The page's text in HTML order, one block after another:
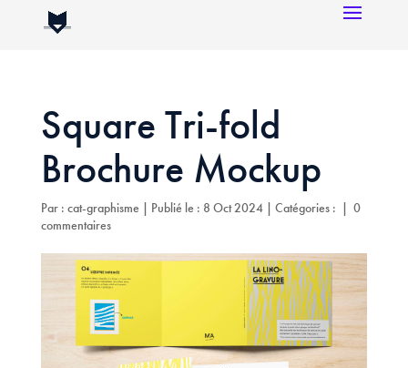
Square Tri-fold
Brochure Mockup
Par : cat-graphisme | Publié le : 8 Oct 2024 | Catégories : | 0
commentaires